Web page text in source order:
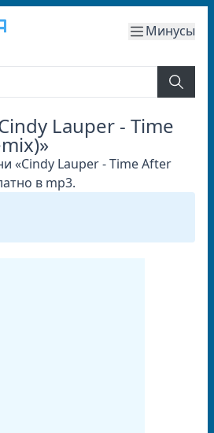
Минусы
Lauper - Time
«Cindy Lauper - Time After
в mp3.